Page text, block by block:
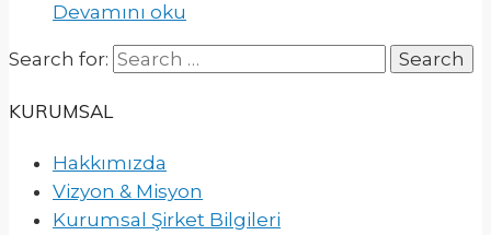
Devamını oku
Search for:
KURUMSAL
Hakkımızda
Vizyon & Misyon
Kurumsal Şirket Bilgileri